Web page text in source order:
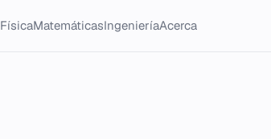
FísicaMatemáticasIngenieríaAcerca